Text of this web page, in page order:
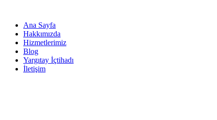
Ana Sayfa
Hakkımızda
Hizmetlerimiz
Blog
Yargıtay İçtihadı
İletişim